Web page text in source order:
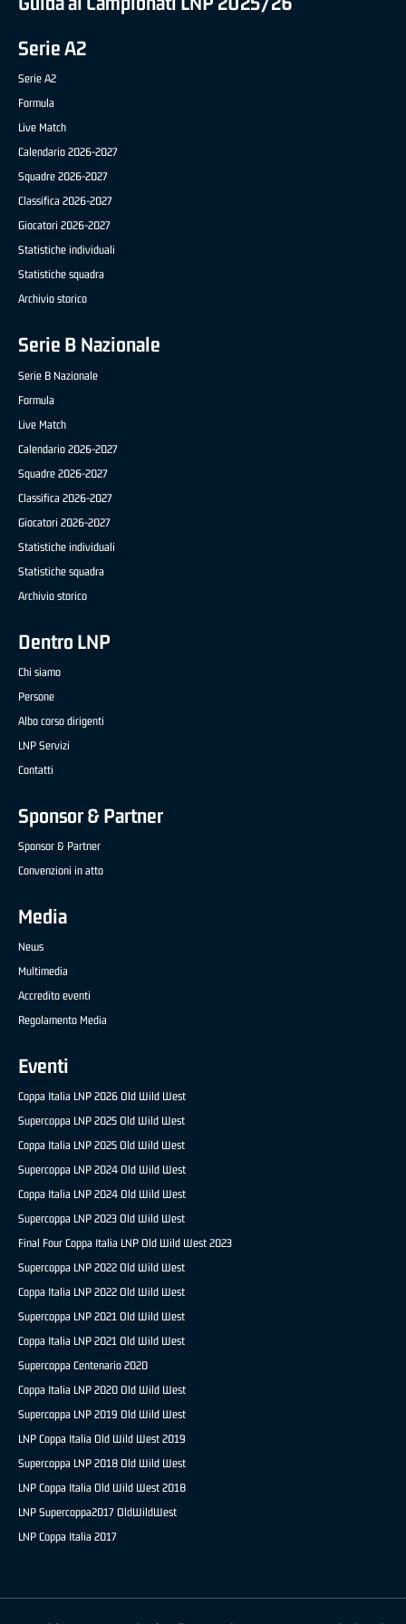
Serie A2
Serie A2
Formula
Live Match
Calendario 2026-2027
Squadre 2026-2027
Classifica 2026-2027
Giocatori 2026-2027
Statistiche individuali
Statistiche squadra
Archivio storico
Serie B Nazionale
Serie B Nazionale
Formula
Live Match
Calendario 2026-2027
Squadre 2026-2027
Classifica 2026-2027
Giocatori 2026-2027
Statistiche individuali
Statistiche squadra
Archivio storico
Dentro LNP
Chi siamo
Persone
Albo corso dirigenti
LNP Servizi
Contatti
Sponsor & Partner
Sponsor & Partner
Convenzioni in atto
Media
News
Multimedia
Accredito eventi
Regolamento Media
Eventi
Coppa Italia LNP 2026 Old Wild West
Supercoppa LNP 2025 Old Wild West
Coppa Italia LNP 2025 Old Wild West
Supercoppa LNP 2024 Old Wild West
Coppa Italia LNP 2024 Old Wild West
Supercoppa LNP 2023 Old Wild West
Final Four Coppa Italia LNP Old Wild West 2023
Supercoppa LNP 2022 Old Wild West
Coppa Italia LNP 2022 Old Wild West
Supercoppa LNP 2021 Old Wild West
Coppa Italia LNP 2021 Old Wild West
Supercoppa Centenario 2020
Coppa Italia LNP 2020 Old Wild West
Supercoppa LNP 2019 Old Wild West
LNP Coppa Italia Old Wild West 2019
Supercoppa LNP 2018 Old Wild West
LNP Coppa Italia Old Wild West 2018
LNP Supercoppa2017 OldWildWest
LNP Coppa Italia 2017